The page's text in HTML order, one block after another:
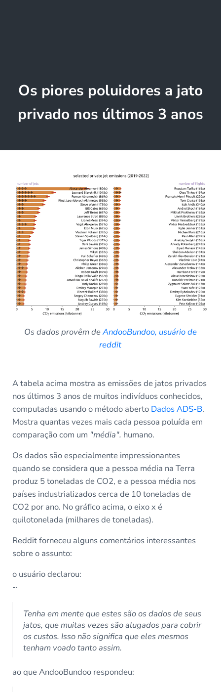
Os piores poluidores a jato
privado nos últimos 3 anos
Os dados provêm deAndooBundoo, usuário de
reddit
A tabela acima mostra as emissões de jatos privados
nos últimos 3 anos de muitos indivíduos conhecidos,
computadas usando o método aberto Dados ADS-B.
Mostra quantas vezes mais cada pessoa poluída em
comparação com um "média". humano.
Os dados são especialmente impressionantes
quando se considera que a pessoa média na Terra
produz 5 toneladas de CO2, e a pessoa média nos
países industrializados cerca de 10 toneladas de
CO2 por ano. No gráfico acima, o eixo x é
quilotonelada (milhares de toneladas).
Reddit forneceu alguns comentários interessantes
sobre o assunto:
o usuário declarou:
-·
Tenha em mente que estes são os dados de seus
jatos, que muitas vezes são alugados para cobrir
os custos. Isso não significa que eles mesmos
tenham voado tanto assim.
ao que AndooBundoo respondeu: